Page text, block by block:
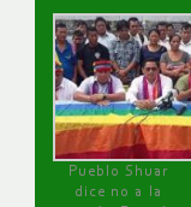
Pueblo Shuar
dice no a la